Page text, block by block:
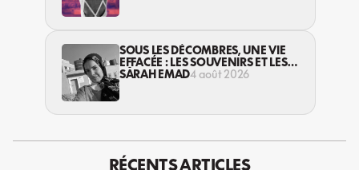
SOUS LES DÉCOMBRES, UNE VIE
EFFACÉE : LES SOUVENIRS ET LES
RÊVES PERDUS DES HABITANT·ES
SARAH EMAD4 août 2026
RÉCENTS ARTICLES